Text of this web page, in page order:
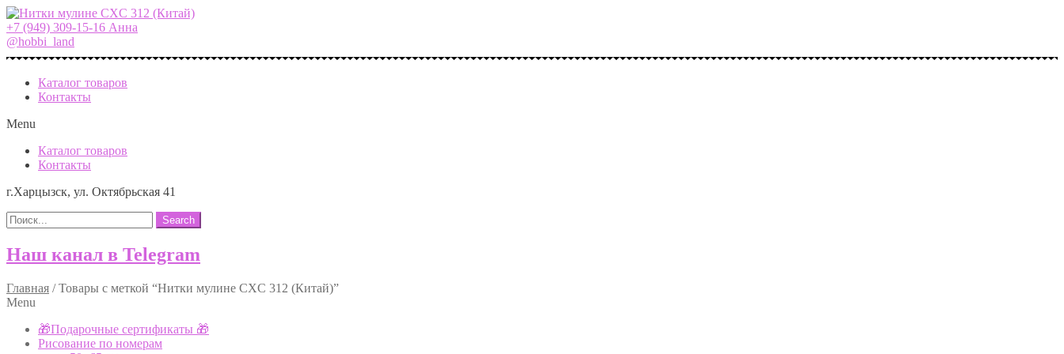
+7 (949) 309-15-16 Анна
@hobbi_land
Каталог товаров
Контакты
Menu
Каталог товаров
Контакты
г.Харцызск, ул. Октябрьская 41
Search
Наш канал в Telegram
Главная /Товары с меткой “Нитки мулине CXC 312 (Китай)”
Menu
🎁Подарочные сертификаты 🎁
Рисование по номерам